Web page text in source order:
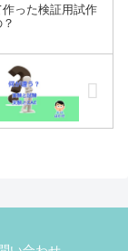
った検証用試作